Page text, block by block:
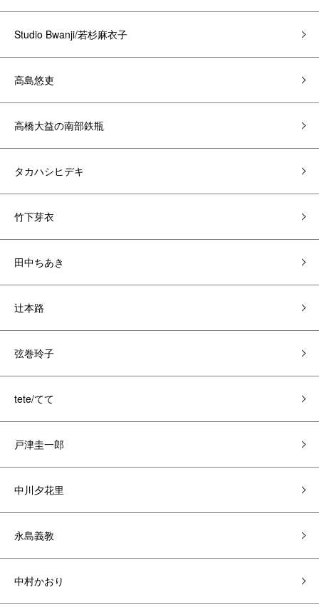
Studio Bwanji/若杉麻衣子
高島悠吏
高橋大益の南部鉄瓶
タカハシヒデキ
竹下芽衣
田中ちあき
辻本路
弦巻玲子
tete/てて
戸津圭一郎
中川夕花里
永島義教
中村かおり